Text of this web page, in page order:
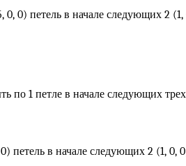
0, 0) петель в начале следующих 2
по 1 петле в начале следующих
петель в начале следующих 2 (1, 0,